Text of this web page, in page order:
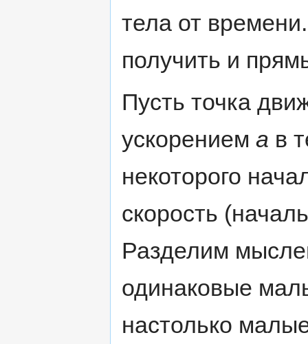
тела от
получить и
Пусть точка
ускорением a в
некоторого
скорость
Разделим
одинаковые
настолько